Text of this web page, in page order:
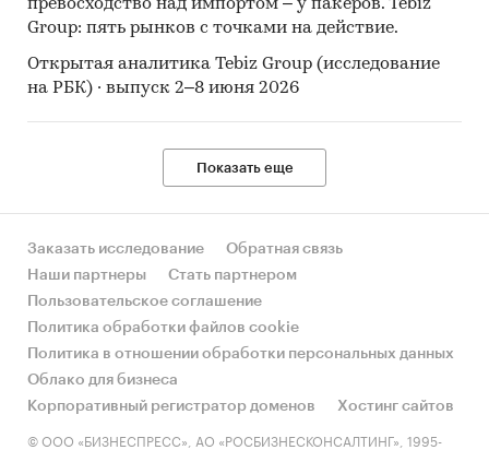
превосходство над импортом – у пакеров. Tebiz
Group: пять рынков с точками на действие.
Открытая аналитика Tebiz Group (исследование
на РБК) · выпуск 2–8 июня 2026
Показать еще
Заказать исследование
Обратная связь
Наши партнеры
Стать партнером
Пользовательское соглашение
Политика обработки файлов cookie
Политика в отношении обработки персональных данных
Облако для бизнеса
Корпоративный регистратор доменов
Хостинг сайтов
© ООО «БИЗНЕСПРЕСС», АО «РОСБИЗНЕСКОНСАЛТИНГ», 1995-